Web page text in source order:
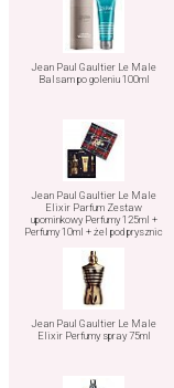
Jean Paul Gaultier Le Male
Balsam po goleniu 100ml
Jean Paul Gaultier Le Male
Elixir Parfum Zestaw
upominkowy Perfumy 125ml +
Perfumy 10ml + żel pod prysznic
Jean Paul Gaultier Le Male
Elixir Perfumy spray 75ml